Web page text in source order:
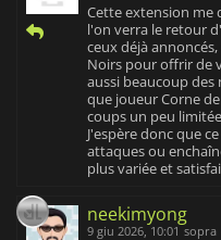
Cette extension me
l'on verra le retour
ceux déjà
Noirs pour offrir de
aussi beaucoup
que joueur Corne
coups un peu
J'espère donc que
attaques ou
plus variée et
neekimyong
9 giu 2026, 10:01 sopra